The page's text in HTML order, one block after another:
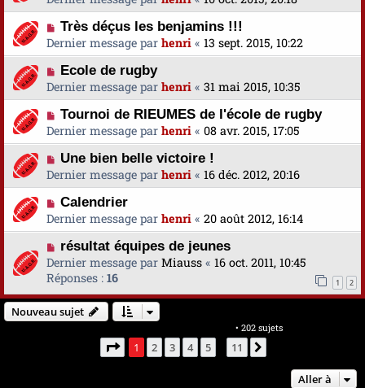
Très déçus les benjamins !!!
Dernier message par henri « 13 sept. 2015, 10:22
Ecole de rugby
Dernier message par henri « 31 mai 2015, 10:35
Tournoi de RIEUMES de l'école de rugby
Dernier message par henri « 08 avr. 2015, 17:05
Une bien belle victoire !
Dernier message par henri « 16 déc. 2012, 20:16
Calendrier
Dernier message par henri « 20 août 2012, 16:14
résultat équipes de jeunes
Dernier message par Miauss « 16 oct. 2011, 10:45
Réponses : 16 1 2
Nouveau sujet
• 202 sujets
Page 1sur11
1 2 3 4 5 11
Aller à